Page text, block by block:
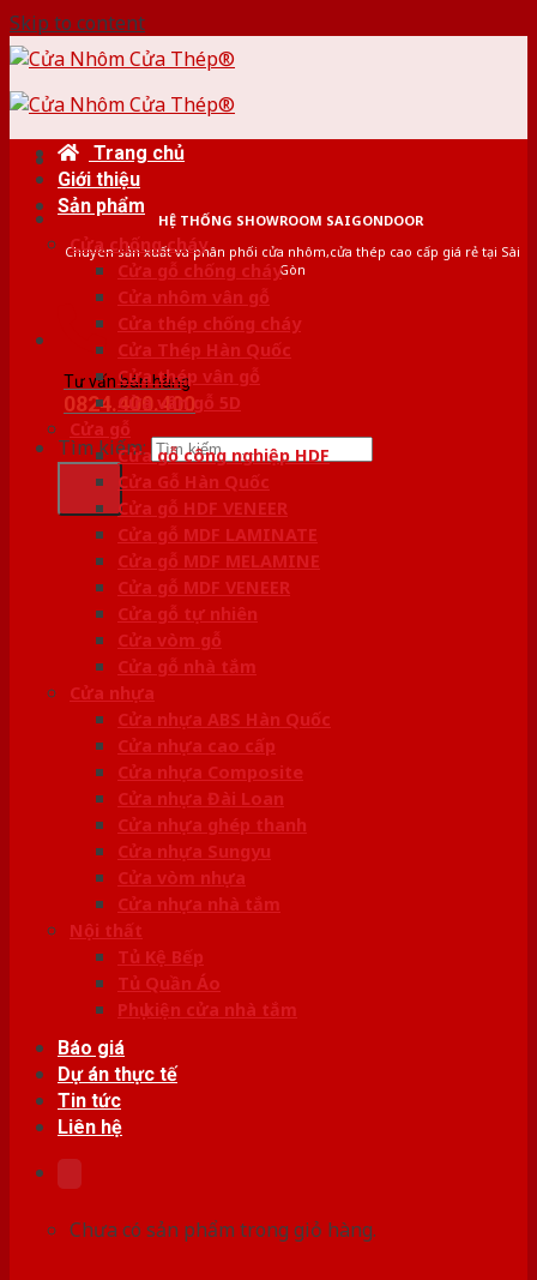
Skip to content
HỆ THỐNG SHOWROOM SAIGONDOOR
Chuyên sản xuất và phân phối cửa nhôm,cửa thép cao cấp giá rẻ tại Sài
Gòn
Tư vấn bán hàng
0824.400.400
Tìm kiếm:
Trang chủ
Giới thiệu
Sản phẩm
Cửa chống cháy
Cửa gỗ chống cháy
Cửa nhôm vân gỗ
Cửa thép chống cháy
Cửa Thép Hàn Quốc
Cửa thép vân gỗ
Cửa vân gỗ 5D
Cửa gỗ
Cửa gỗ công nghiệp HDF
Cửa Gỗ Hàn Quốc
Cửa gỗ HDF VENEER
Cửa gỗ MDF LAMINATE
Cửa gỗ MDF MELAMINE
Cửa gỗ MDF VENEER
Cửa gỗ tự nhiên
Cửa vòm gỗ
Cửa gỗ nhà tắm
Cửa nhựa
Cửa nhựa ABS Hàn Quốc
Cửa nhựa cao cấp
Cửa nhựa Composite
Cửa nhựa Đài Loan
Cửa nhựa ghép thanh
Cửa nhựa Sungyu
Cửa vòm nhựa
Cửa nhựa nhà tắm
Nội thất
Tủ Kệ Bếp
Tủ Quần Áo
Phụ kiện cửa nhà tắm
Báo giá
Dự án thực tế
Tin tức
Liên hệ
Chưa có sản phẩm trong giỏ hàng.